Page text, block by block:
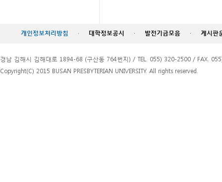
개인정보처리방침 · 대학정보공시 · 발전기금모음 · 게시판
경남 김해시 김해대로 1894-68 (구산동 764번지) / TEL. 055) 320-2500 / FAX.
Copyright(C) 2015 BUSAN PRESBYTERIAN UNIVERSITY. All rights reserved.